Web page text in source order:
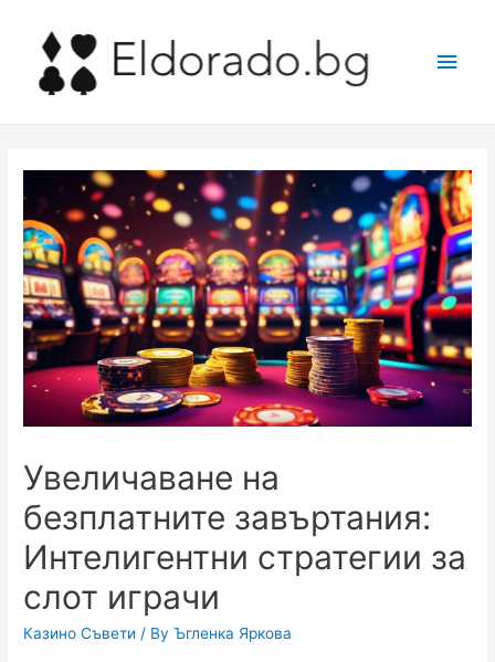
Main
Увеличаване на
безплатните завъртания:
Интелигентни стратегии за
слот играчи
Казино Съвети / ByЪгленка Яркова